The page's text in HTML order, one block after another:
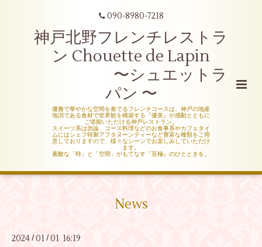
090-8980-7218
神戸北野フレンチレストラ
ン Chouette de Lapin
〜シュエットラ
パン 〜
優雅で華やかな空間を奏でるフレンチコースは、神戸の地産
地消である食材で世界観を構築する『優美』が感動とともに
ご堪能いただける神戸レストラン。
スイーツ系は勿論、コース料理などのお食事系やカフェタイ
ムにはシェフ特製アフタヌーンティーなど豊富な種類をご用
意しておりますので、様々なシーンでお楽しみしていただけ
ます。
素敵な「時」と「空間」がもてなす『至極』のひとときを。
News
2024 /01 /01 16:19